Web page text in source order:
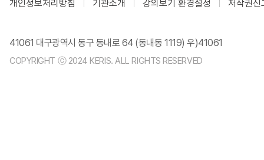
개인정보처리방침 기관소개 강의보기 환경설정 저작권신
41061 대구광역시 동구 동내로 64 (동내동 1119) 우)41061
COPYRIGHT ⓒ 2024 KERIS. ALL RIGHTS RESERVED